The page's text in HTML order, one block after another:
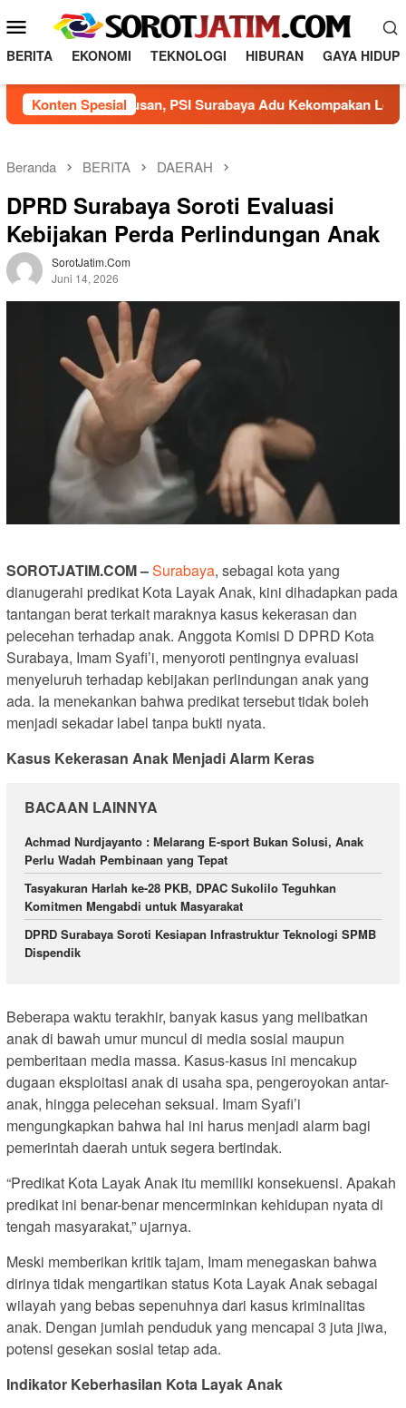
ke
konten
Menu
Mobile
BERITA EKONOMI TEKNOLOGI HIBURAN GAYA HIDUP
Konten Spesial
Agustusan, PSI Surabaya Adu Kekompakan Lewat
Beranda BERITA DAERAH
DPRD Surabaya Soroti Evaluasi
Kebijakan Perda Perlindungan Anak
SorotJatim.com
Juni 14, 2026
SOROTJATIM.COM–Surabaya, sebagai kota yang
dianugerahi predikat Kota Layak Anak, kini dihadapkan pada
tantangan berat terkait maraknya kasus kekerasan dan
pelecehan terhadap anak. Anggota Komisi D DPRD Kota
Surabaya, Imam Syafi’i, menyoroti pentingnya evaluasi
menyeluruh terhadap kebijakan perlindungan anak yang
ada. Ia menekankan bahwa predikat tersebut tidak boleh
menjadi sekadar label tanpa bukti nyata.
Kasus Kekerasan Anak Menjadi Alarm Keras
BACAAN LAINNYA
Achmad Nurdjayanto : Melarang E-sport Bukan Solusi, Anak
Perlu Wadah Pembinaan yang Tepat
Tasyakuran Harlah ke-28 PKB, DPAC Sukolilo Teguhkan
Komitmen Mengabdi untuk Masyarakat
DPRD Surabaya Soroti Kesiapan Infrastruktur Teknologi SPMB
Dispendik
Beberapa waktu terakhir, banyak kasus yang melibatkan
anak di bawah umur muncul di media sosial maupun
pemberitaan media massa. Kasus-kasus ini mencakup
dugaan eksploitasi anak di usaha spa, pengeroyokan antar-
anak, hingga pelecehan seksual. Imam Syafi’i
mengungkapkan bahwa hal ini harus menjadi alarm bagi
pemerintah daerah untuk segera bertindak.
“Predikat Kota Layak Anak itu memiliki konsekuensi. Apakah
predikat ini benar-benar mencerminkan kehidupan nyata di
tengah masyarakat,” ujarnya.
Meski memberikan kritik tajam, Imam menegaskan bahwa
dirinya tidak mengartikan status Kota Layak Anak sebagai
wilayah yang bebas sepenuhnya dari kasus kriminalitas
anak. Dengan jumlah penduduk yang mencapai 3 juta jiwa,
potensi gesekan sosial tetap ada.
Indikator Keberhasilan Kota Layak Anak